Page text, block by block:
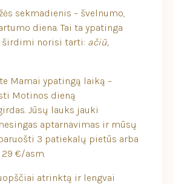
sekmadienis – švelnumo,
diena. Tai ta ypatinga
širdimi norisi tarti: ačiū,
Mamai ypatingą laiką –
Motinos dieną
Jūsų lauks jauki
aptarnavimas ir mūsų
3 patiekalų pietūs arba
€/asm.
atrinktą ir lengvai